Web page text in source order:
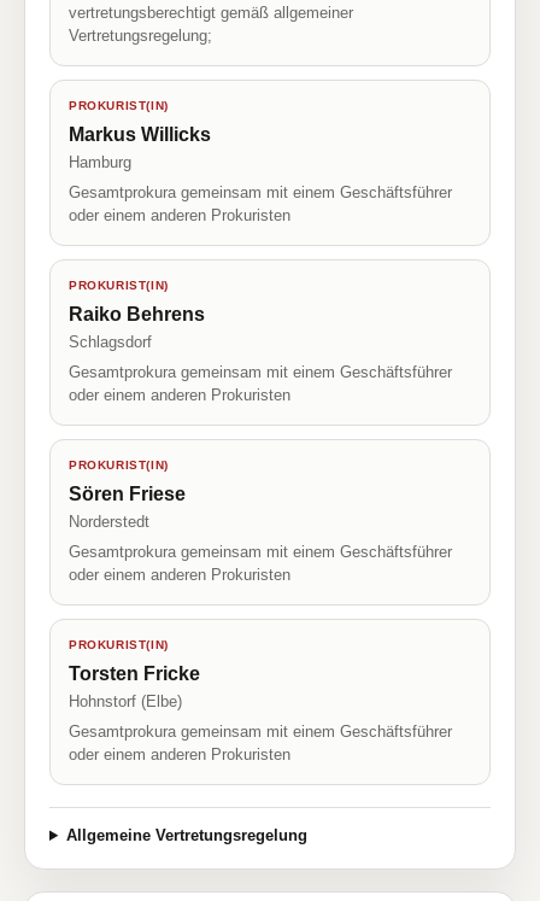
vertretungsberechtigt gemäß allgemeiner
Vertretungsregelung;
PROKURIST(IN)
Markus Willicks
Hamburg
Gesamtprokura gemeinsam mit einem Geschäftsführer
oder einem anderen Prokuristen
PROKURIST(IN)
Raiko Behrens
Schlagsdorf
Gesamtprokura gemeinsam mit einem Geschäftsführer
oder einem anderen Prokuristen
PROKURIST(IN)
Sören Friese
Norderstedt
Gesamtprokura gemeinsam mit einem Geschäftsführer
oder einem anderen Prokuristen
PROKURIST(IN)
Torsten Fricke
Hohnstorf (Elbe)
Gesamtprokura gemeinsam mit einem Geschäftsführer
oder einem anderen Prokuristen
Allgemeine Vertretungsregelung